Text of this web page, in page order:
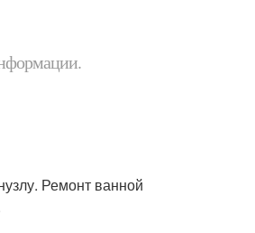
Ремонт ванной